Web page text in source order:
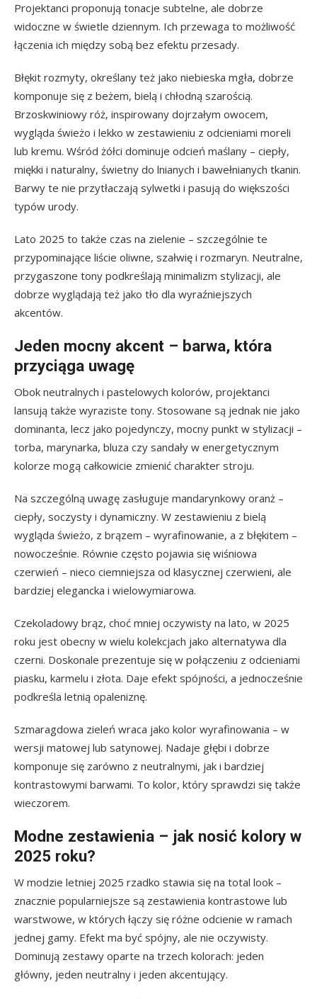
Projektanci proponują tonacje subtelne, ale dobrze
widoczne w świetle dziennym. Ich przewaga to możliwość
łączenia ich między sobą bez efektu przesady.
Błękit rozmyty, określany też jako niebieska mgła, dobrze
komponuje się z beżem, bielą i chłodną szarością.
Brzoskwiniowy róż, inspirowany dojrzałym owocem,
wygląda świeżo i lekko w zestawieniu z odcieniami moreli
lub kremu. Wśród żółci dominuje odcień maślany – ciepły,
miękki i naturalny, świetny do lnianych i bawełnianych tkanin.
Barwy te nie przytłaczają sylwetki i pasują do większości
typów urody.
Lato 2025 to także czas na zielenie – szczególnie te
przypominające liście oliwne, szałwię i rozmaryn. Neutralne,
przygaszone tony podkreślają minimalizm stylizacji, ale
dobrze wyglądają też jako tło dla wyraźniejszych
akcentów.
Jeden mocny akcent – barwa, która
przyciąga uwagę
Obok neutralnych i pastelowych kolorów, projektanci
lansują także wyraziste tony. Stosowane są jednak nie jako
dominanta, lecz jako pojedynczy, mocny punkt w stylizacji –
torba, marynarka, bluza czy sandały w energetycznym
kolorze mogą całkowicie zmienić charakter stroju.
Na szczególną uwagę zasługuje mandarynkowy oranż –
ciepły, soczysty i dynamiczny. W zestawieniu z bielą
wygląda świeżo, z brązem – wyrafinowanie, a z błękitem –
nowocześnie. Równie często pojawia się wiśniowa
czerwień – nieco ciemniejsza od klasycznej czerwieni, ale
bardziej elegancka i wielowymiarowa.
Czekoladowy brąz, choć mniej oczywisty na lato, w 2025
roku jest obecny w wielu kolekcjach jako alternatywa dla
czerni. Doskonale prezentuje się w połączeniu z odcieniami
piasku, karmelu i złota. Daje efekt spójności, a jednocześnie
podkreśla letnią opaleniznę.
Szmaragdowa zieleń wraca jako kolor wyrafinowania – w
wersji matowej lub satynowej. Nadaje głębi i dobrze
komponuje się zarówno z neutralnymi, jak i bardziej
kontrastowymi barwami. To kolor, który sprawdzi się także
wieczorem.
Modne zestawienia – jak nosić kolory w
2025 roku?
W modzie letniej 2025 rzadko stawia się na total look –
znacznie popularniejsze są zestawienia kontrastowe lub
warstwowe, w których łączy się różne odcienie w ramach
jednej gamy. Efekt ma być spójny, ale nie oczywisty.
Dominują zestawy oparte na trzech kolorach: jeden
główny, jeden neutralny i jeden akcentujący.